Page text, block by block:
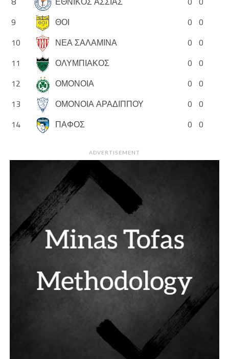
9
ΘΟΙ 0 0
10
ΝΕΑ ΣΑΛΑΜΙΝΑ 0 0
11
ΟΛΥΜΠΙΑΚΟΣ 0 0
12
ΟΜΟΝΟΙΑ 0 0
13
ΟΜΟΝΟΙΑ ΑΡΑΔΙΠΠΟΥ 0 0
14
ΠΑΦΟΣ 0 0
ADVERTISEMENT